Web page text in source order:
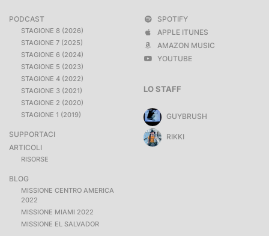
PODCAST
STAGIONE 8 (2026)
STAGIONE 7 (2025)
STAGIONE 6 (2024)
STAGIONE 5 (2023)
STAGIONE 4 (2022)
STAGIONE 3 (2021)
STAGIONE 2 (2020)
STAGIONE 1 (2019)
SUPPORTACI
ARTICOLI
RISORSE
BLOG
MISSIONE CENTRO AMERICA
2022
MISSIONE MIAMI 2022
MISSIONE EL SALVADOR
SPOTIFY
APPLE ITUNES
AMAZON MUSIC
YOUTUBE
LO STAFF
GUYBRUSH
RIKKI